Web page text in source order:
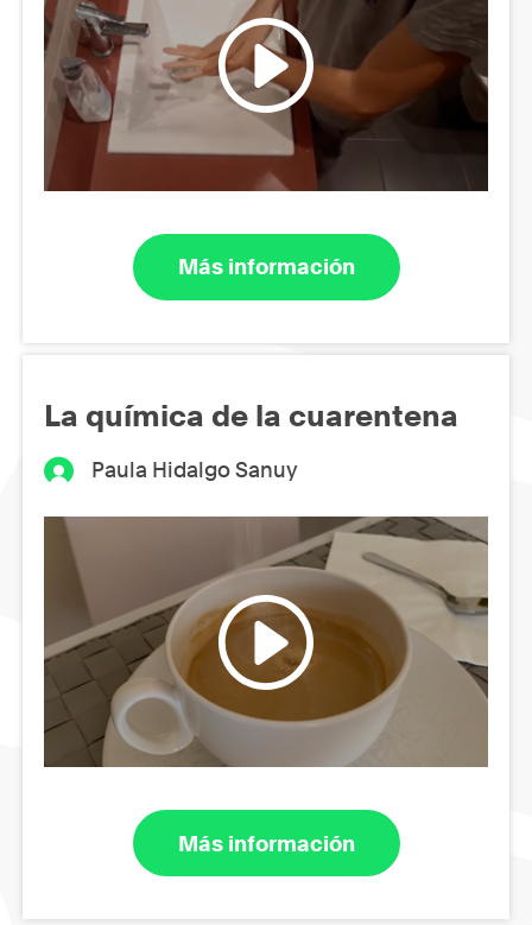
Más información
La química de la cuarentena
Paula Hidalgo Sanuy
Más información